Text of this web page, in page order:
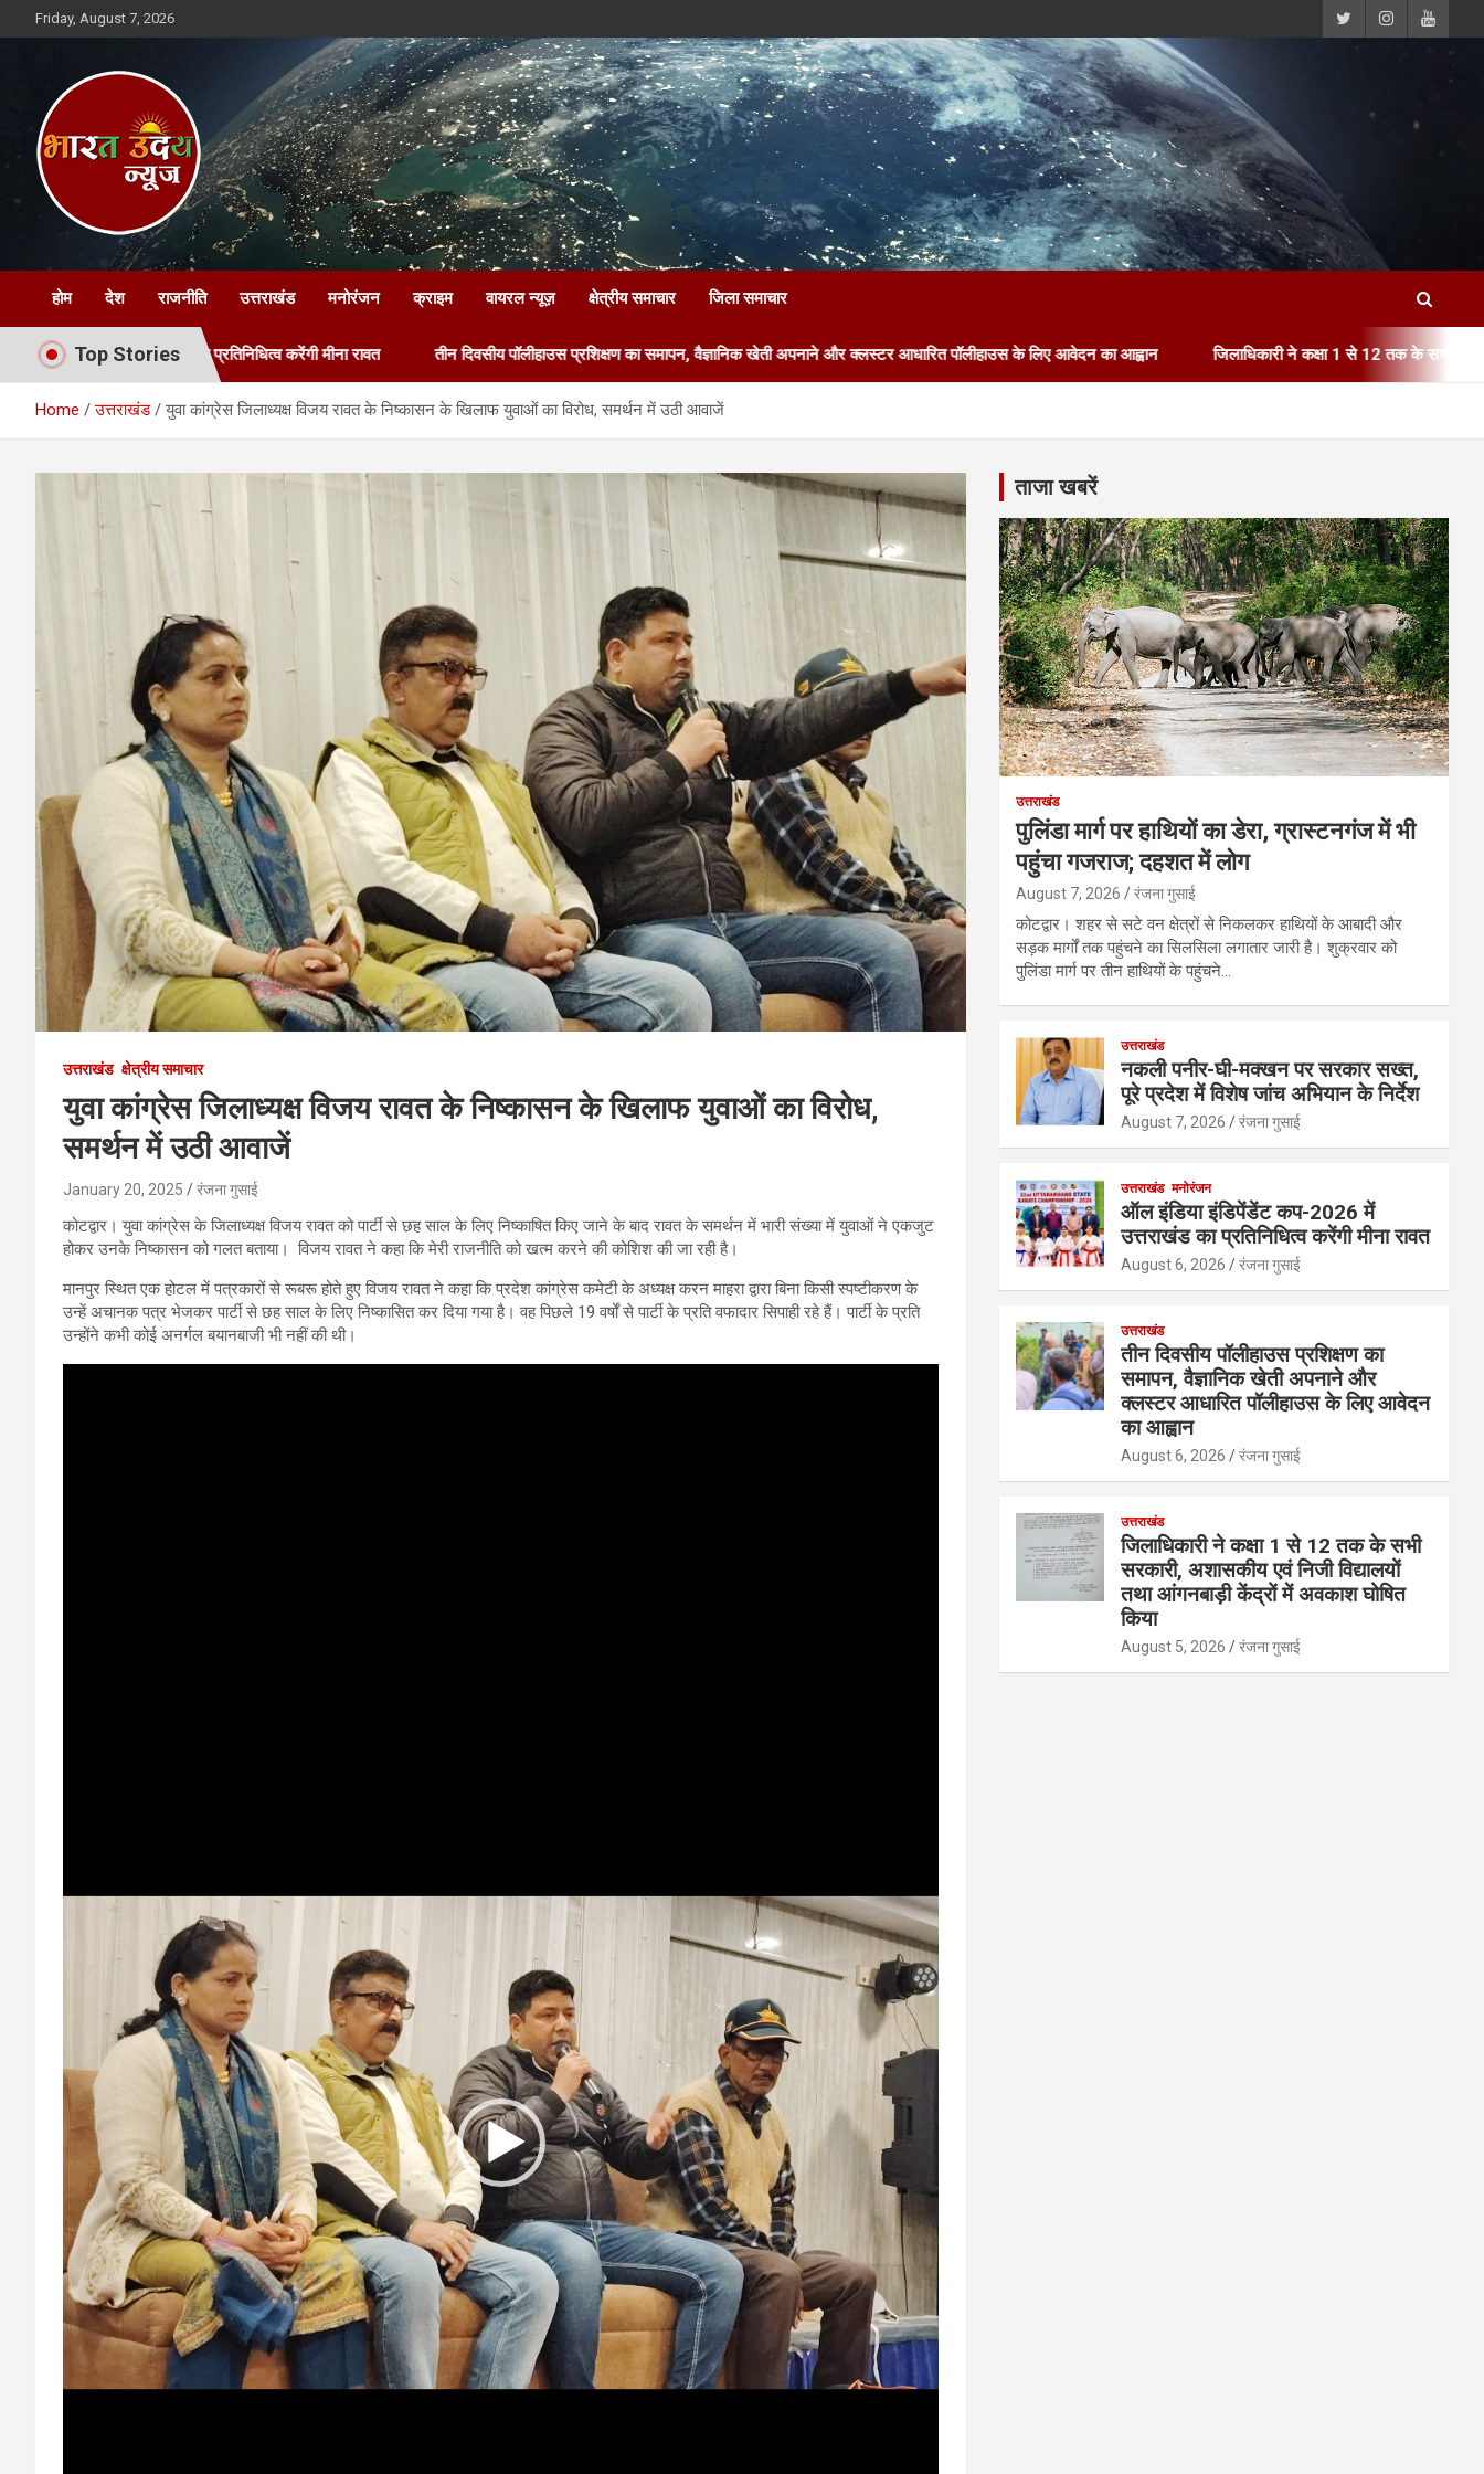
to
Friday, August 7, 2026
Bharat Uday News
होम देश राजनीति उत्तराखंड मनोरंजन क्राइम वायरल न्यूज़ क्षेत्रीय समाचार जिला समाचार
Top Stories
का प्रतिनिधित्व करेंगी मीना रावत तीन दिवसीय पॉलीहाउस प्रशिक्षण का समापन, वैज्ञानिक खेती अपनाने और क्लस्टर आधारित पॉलीहाउस के लिए आवेदन का आह्वान जिलाधिकारी ने कक्षा 1 से 12 तक के सभी सरकारी, अशासकीय एवं निजी
Home उत्तराखंड युवा कांग्रेस जिलाध्यक्ष विजय रावत के निष्कासन के खिलाफ युवाओं का विरोध, समर्थन में उठी आवाजें
उत्तराखंड क्षेत्रीय समाचार
युवा कांग्रेस जिलाध्यक्ष विजय रावत के निष्कासन के खिलाफ युवाओं का विरोध,
समर्थन में उठी आवाजें
January 20, 2025 रंजना गुसाई
कोटद्वार। युवा कांग्रेस के जिलाध्यक्ष विजय रावत को पार्टी से छह साल के लिए निष्काषित किए जाने के बाद रावत के समर्थन में भारी संख्या में युवाओं ने एकजुट
होकर उनके निष्कासन को गलत बताया। विजय रावत ने कहा कि मेरी राजनीति को खत्म करने की कोशिश की जा रही है।
मानपुर स्थित एक होटल में पत्रकारों से रूबरू होते हुए विजय रावत ने कहा कि प्रदेश कांग्रेस कमेटी के अध्यक्ष करन माहरा द्वारा बिना किसी स्पष्टीकरण के
उन्हें अचानक पत्र भेजकर पार्टी से छह साल के लिए निष्कासित कर दिया गया है। वह पिछले 19 वर्षों से पार्टी के प्रति वफादार सिपाही रहे हैं। पार्टी के प्रति
उन्होंने कभी कोई अनर्गल बयानबाजी भी नहीं की थी।
ताजा खबरें
उत्तराखंड
पुलिंडा मार्ग पर हाथियों का डेरा, ग्रास्टनगंज में भी
पहुंचा गजराज; दहशत में लोग
August 7, 2026 रंजना गुसाई
कोटद्वार। शहर से सटे वन क्षेत्रों से निकलकर हाथियों के आबादी और
सड़क मार्गों तक पहुंचने का सिलसिला लगातार जारी है। शुक्रवार को
पुलिंडा मार्ग पर तीन हाथियों के पहुंचने…
उत्तराखंड
नकली पनीर-घी-मक्खन पर सरकार सख्त,
पूरे प्रदेश में विशेष जांच अभियान के निर्देश
August 7, 2026 रंजना गुसाई
उत्तराखंड मनोरंजन
ऑल इंडिया इंडिपेंडेंट कप-2026 में
उत्तराखंड का प्रतिनिधित्व करेंगी मीना रावत
August 6, 2026 रंजना गुसाई
उत्तराखंड
तीन दिवसीय पॉलीहाउस प्रशिक्षण का
समापन, वैज्ञानिक खेती अपनाने और
क्लस्टर आधारित पॉलीहाउस के लिए आवेदन
का आह्वान
August 6, 2026 रंजना गुसाई
उत्तराखंड
जिलाधिकारी ने कक्षा 1 से 12 तक के सभी
सरकारी, अशासकीय एवं निजी विद्यालयों
तथा आंगनबाड़ी केंद्रों में अवकाश घोषित
किया
August 5, 2026 रंजना गुसाई